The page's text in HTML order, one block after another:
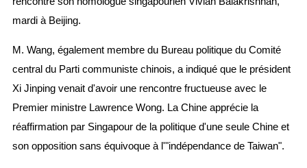
mardi à Beijing.
M. Wang, également membre du Bureau politique du Comité
central du Parti communiste chinois, a indiqué que le président
Xi Jinping venait d'avoir une rencontre fructueuse avec le
Premier ministre Lawrence Wong. La Chine apprécie la
réaffirmation par Singapour de la politique d'une seule Chine et
son opposition sans équivoque à l'"indépendance de Taiwan".